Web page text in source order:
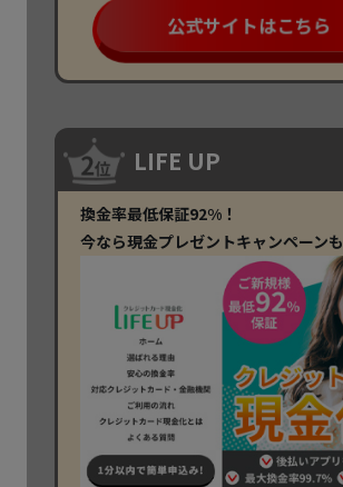
公式サイトはこちら
LIFE UP
換金率最低保証92%！
今なら現金プレゼントキャンペーンも